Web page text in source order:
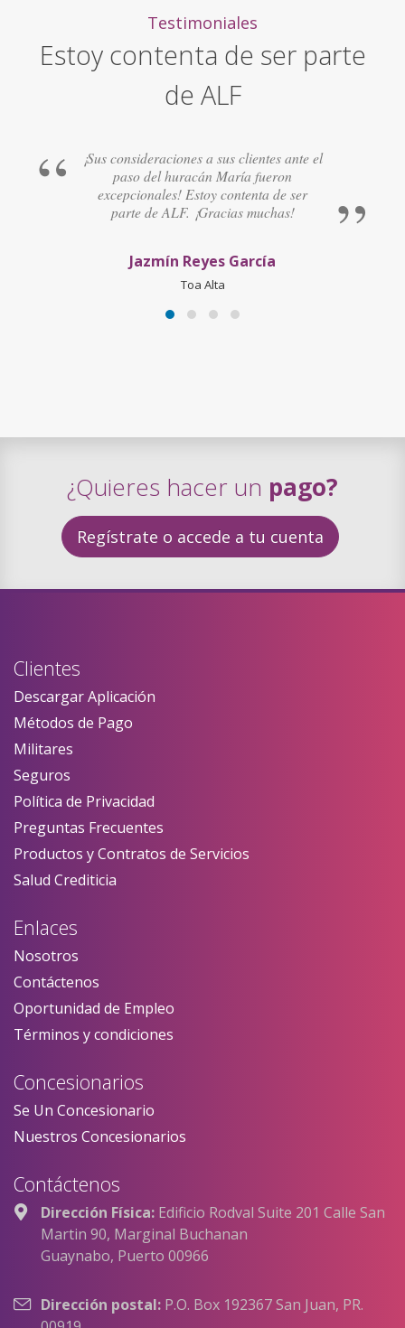
Testimoniales
Estoy contenta de ser parte
de ALF
¡Sus consideraciones a sus clientes ante el
paso del huracán María fueron
excepcionales! Estoy contenta de ser
parte de ALF. ¡Gracias muchas!
Jazmín Reyes García
Toa Alta
¿Quieres hacer un pago?
Regístrate o accede a tu cuenta
Clientes
Descargar Aplicación
Métodos de Pago
Militares
Seguros
Política de Privacidad
Preguntas Frecuentes
Productos y Contratos de Servicios
Salud Crediticia
Enlaces
Nosotros
Contáctenos
Oportunidad de Empleo
Términos y condiciones
Concesionarios
Se Un Concesionario
Nuestros Concesionarios
Contáctenos
Dirección Física: Edificio Rodval Suite 201 Calle San
Martin 90, Marginal Buchanan
Guaynabo, Puerto 00966
Dirección postal: P.O. Box 192367 San Juan, PR.